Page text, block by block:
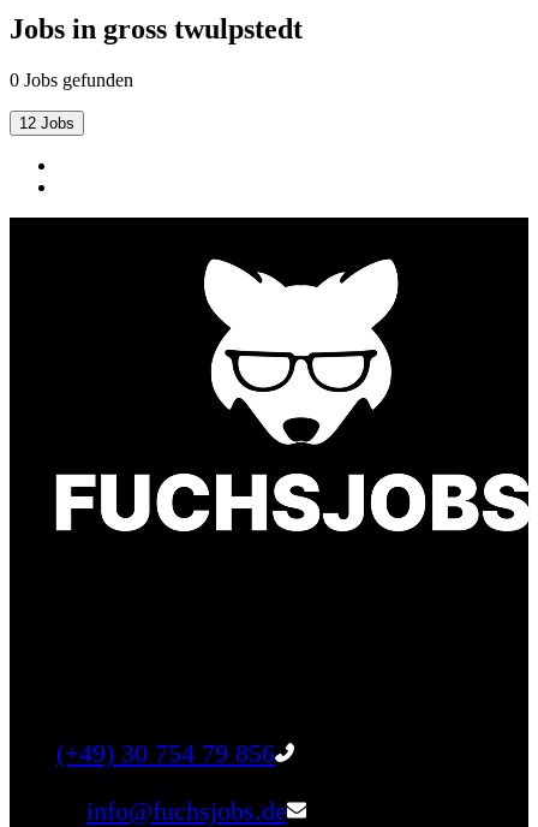
Jobs in gross twulpstedt
0 Jobs gefunden
12 Jobs
(+49) 30 754 79 856
info@fuchsjobs.de